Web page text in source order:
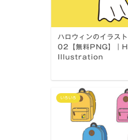
ハロウィンのイラス
02【無料PNG】｜
Illustration
いろいろ